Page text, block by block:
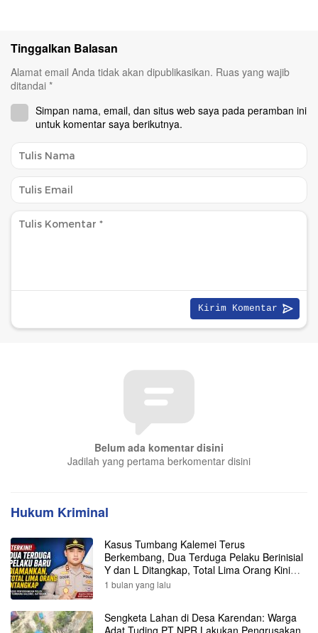
Tinggalkan Balasan
Alamat email Anda tidak akan dipublikasikan. Ruas yang wajib
ditandai *
Simpan nama, email, dan situs web saya pada peramban ini
untuk komentar saya berikutnya.
Belum ada komentar disini
Jadilah yang pertama berkomentar disini
Hukum Kriminal
Kasus Tumbang Kalemei Terus
Berkembang, Dua Terduga Pelaku Berinisial
Y dan L Ditangkap, Total Lima Orang Kini
Diamankan Polisi
1 bulan yang lalu
Sengketa Lahan di Desa Karendan: Warga
Adat Tuding PT NPR Lakukan Pengrusakan,